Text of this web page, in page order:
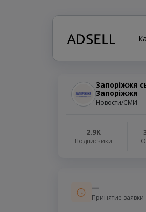
Запоріжжя
Запоріжжя
Новости/СМИ
2.9K
Подписчики
—
Принятие заявки